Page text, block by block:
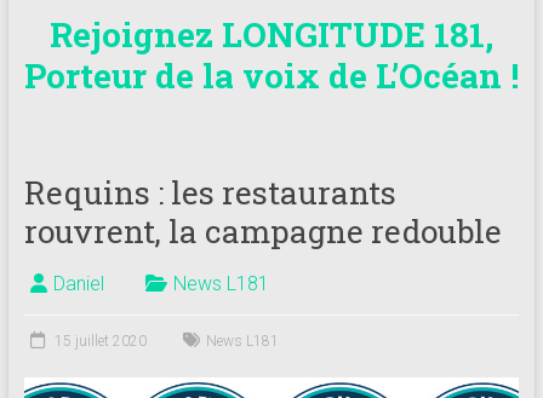
Rejoignez LONGITUDE 181,
Porteur de la voix de L’Océan !
Requins : les restaurants
rouvrent, la campagne redouble
Daniel News L181
15 juillet 2020 News L181